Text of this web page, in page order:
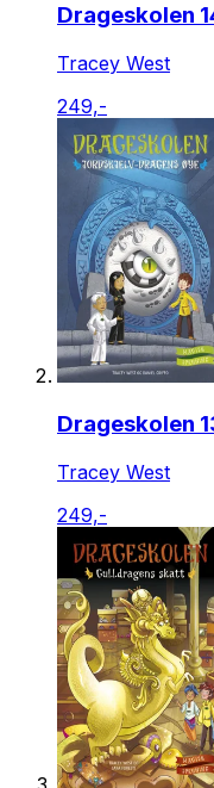
Drageskolen
Tracey West
249,-
Drageskolen
Tracey West
249,-